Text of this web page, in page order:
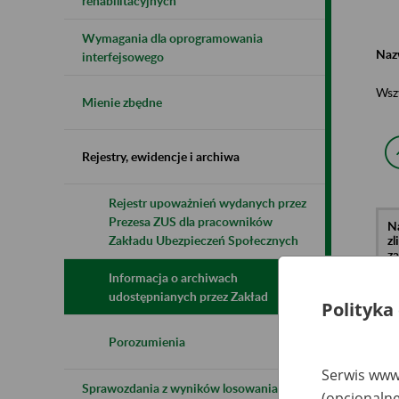
Wymagania dla oprogramowania
interfejsowego
Mienie zbędne
Rejestry, ewidencje i archiwa
Rejestr upoważnień wydanych przez
Prezesa ZUS dla pracowników
Zakładu Ubezpieczeń Społecznych
Informacja o archiwach
udostępnianych przez Zakład
Porozumienia
Sprawozdania z wyników losowania do
Polityka
Serwis